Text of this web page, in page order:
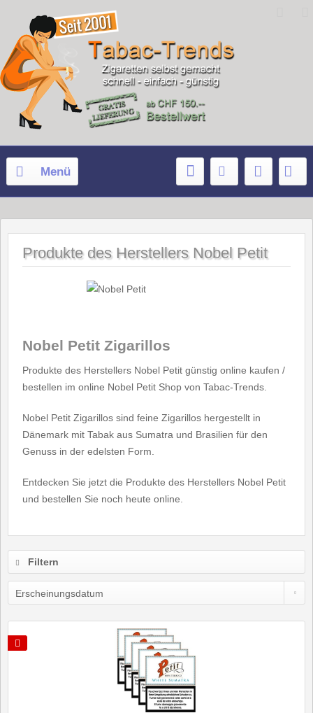
Menü
Produkte des Herstellers Nobel Petit
Nobel Petit Zigarillos
Produkte des Herstellers Nobel Petit günstig online kaufen /
bestellen im online Nobel Petit Shop von Tabac-Trends.
Nobel Petit Zigarillos sind feine Zigarillos hergestellt in
Dänemark mit Tabak aus Sumatra und Brasilien für den
Genuss in der edelsten Form.
Entdecken Sie jetzt die Produkte des Herstellers Nobel Petit
und bestellen Sie noch heute online.
Filtern